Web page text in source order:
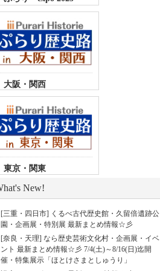
大阪・関西
東京・関東
New!
[三重・四日市] くるべ古代歴史館・久留倍遺跡公
園・企画展・特別展 最新まとめ情報☆彡
[奈良・天理] なら歴史芸術文化村・企画展・イベ
ント 最新まとめ情報☆彡 7/4(土)～8/16(日)迄開
催・特集展示「ほとけさまとしゅうり」